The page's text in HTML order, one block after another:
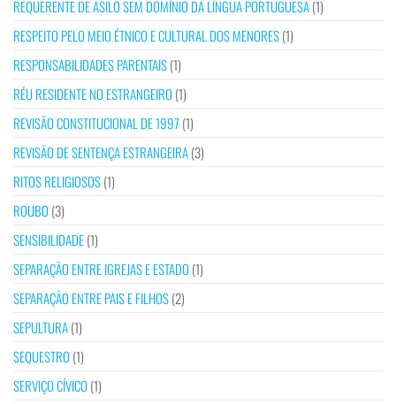
REQUERENTE DE ASILO SEM DOMÍNIO DA LÍNGUA PORTUGUESA(1)
RESPEITO PELO MEIO ÉTNICO E CULTURAL DOS MENORES(1)
RESPONSABILIDADES PARENTAIS(1)
RÉU RESIDENTE NO ESTRANGEIRO (1)
REVISÃO CONSTITUCIONAL DE 1997 (1)
REVISÃO DE SENTENÇA ESTRANGEIRA(3)
RITOS RELIGIOSOS(1)
ROUBO (3)
SENSIBILIDADE(1)
SEPARAÇÃO ENTRE IGREJAS E ESTADO (1)
SEPARAÇÃO ENTRE PAIS E FILHOS(2)
SEPULTURA(1)
SEQUESTRO (1)
SERVIÇO CÍVICO (1)